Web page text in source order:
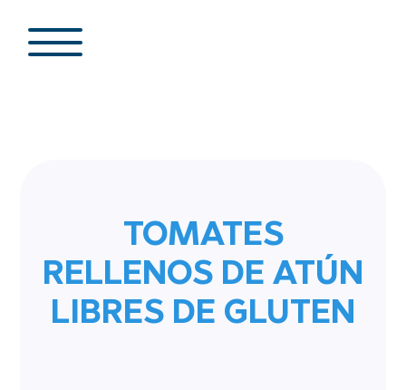
TOMATES
RELLENOS DE ATÚN
LIBRES DE GLUTEN